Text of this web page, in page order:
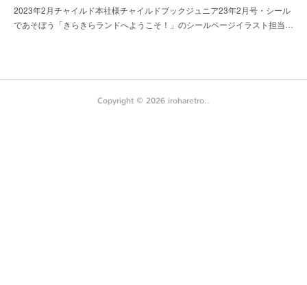
2023年2月チャイルド本社様チャイルドブックジュニア23年2月号・シール
であそぼう「きらきらランドへようこそ！」のシールページイラスト担当…
Copyright © 2026 iroharetro..